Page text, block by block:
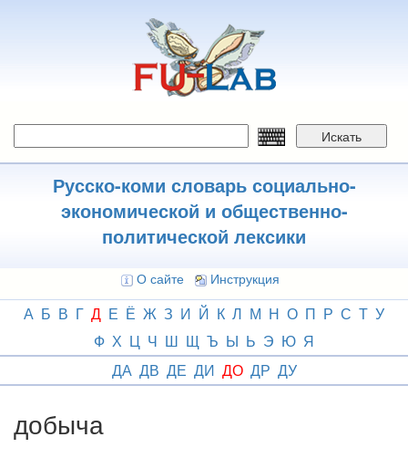
Искать
Русско-коми словарь социально-
экономической и общественно-
политической лексики
О сайте Инструкция
А Б В Г Д Е Ё Ж З И Й К Л М Н О П Р С Т У
Ф Х Ц Ч Ш Щ Ъ Ы Ь Э Ю Я
ДА ДВ ДЕ ДИ ДО ДР ДУ
добыча